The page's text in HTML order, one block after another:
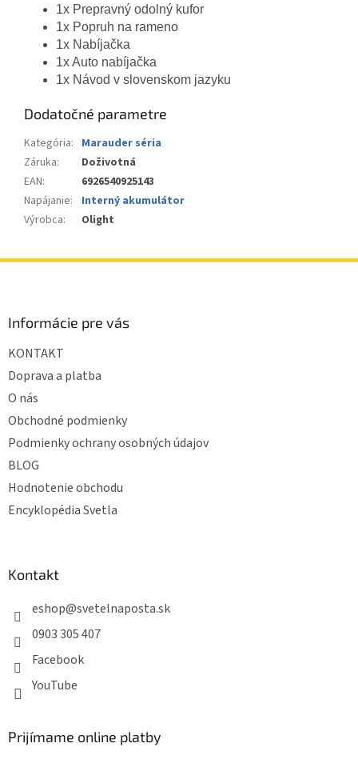
1x Prepravný odolný kufor
1x Popruh na rameno
1x Nabíjačka
1x Auto nabíjačka
1x Návod v slovenskom jazyku
Dodatočné parametre
Kategória: Marauder séria
Záruka:
Doživotná
EAN:
6926540925143
Napájanie:
Interný akumulátor
Výrobca: Olight
Informácie pre vás
KONTAKT
Doprava a platba
O nás
Obchodné podmienky
Podmienky ochrany osobných údajov
BLOG
Hodnotenie obchodu
Encyklopédia Svetla
Kontakt
eshop@svetelnaposta.sk
0903 305 407
Facebook
YouTube
Prijímame online platby